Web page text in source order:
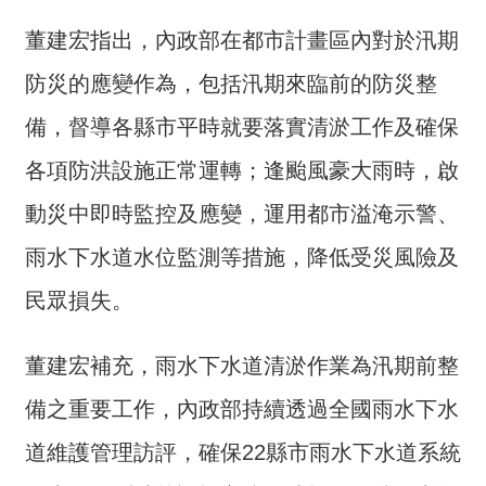
流
回
頁
網
站
覽
民
信
雙
董建宏指出，內政部在都市計畫區內對於汛期
防災的應變作為，包括汛期來臨前的防災整
備，督導各縣市平時就要落實清淤工作及確保
各項防洪設施正常運轉；逢颱風豪大雨時，啟
動災中即時監控及應變，運用都市溢淹示警、
雨水下水道水位監測等措施，降低受災風險及
民眾損失。
董建宏補充，雨水下水道清淤作業為汛期前整
備之重要工作，內政部持續透過全國雨水下水
道維護管理訪評，確保22縣市雨水下水道系統